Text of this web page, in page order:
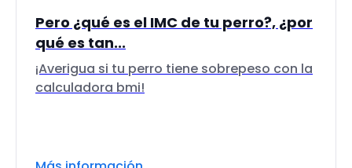
Pero ¿qué es el IMC de tu perro?, ¿por
qué es tan...
¡Averigua si tu perro tiene sobrepeso con la
calculadora bmi!